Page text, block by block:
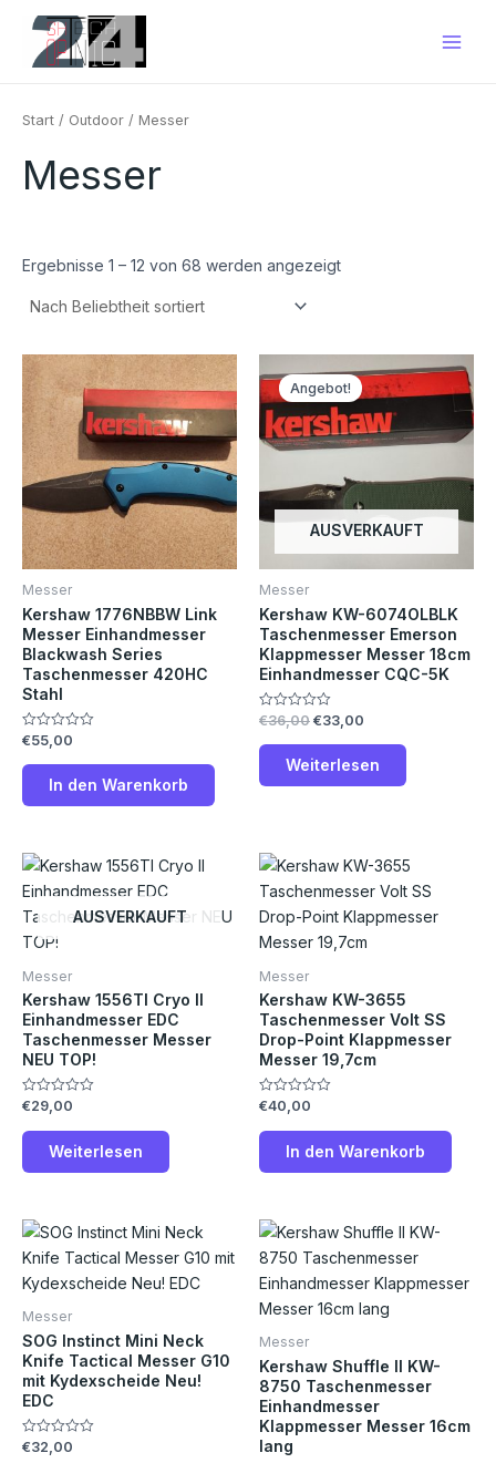
springen
Start / Outdoor / Messer
Messer
Ergebnisse 1 – 12 von 68 werden angezeigt
Messer
Kershaw 1776NBBW Link
Messer Einhandmesser
Blackwash Series
Taschenmesser 420HC
Stahl
Bewertet
0
€55,00
In den Warenkorb
AUSVERKAUFT
Angebot!
Messer
Kershaw KW-6074OLBLK
Taschenmesser Emerson
Klappmesser Messer 18cm
Einhandmesser CQC-5K
Bewertet
0
€36,00
Preis
war:
€36,00
€33,00
Preis
ist:
€33,00.
Weiterlesen
AUSVERKAUFT
Messer
Kershaw 1556TI Cryo II
Einhandmesser EDC
Taschenmesser Messer
NEU TOP!
Bewertet
0
€29,00
Weiterlesen
Messer
Kershaw KW-3655
Taschenmesser Volt SS
Drop-Point Klappmesser
Messer 19,7cm
Bewertet
0
€40,00
In den Warenkorb
Messer
SOG Instinct Mini Neck
Knife Tactical Messer G10
mit Kydexscheide Neu!
EDC
Bewertet
€32,00
Messer
Kershaw Shuffle II KW-
8750 Taschenmesser
Einhandmesser
Klappmesser Messer 16cm
lang